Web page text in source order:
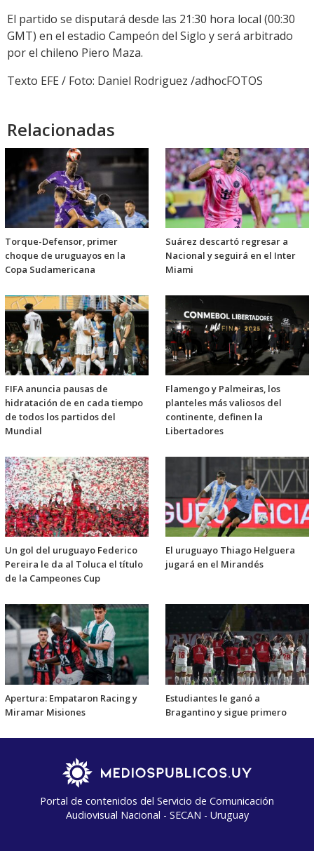
El partido se disputará desde las 21:30 hora local (00:30
GMT) en el estadio Campeón del Siglo y será arbitrado
por el chileno Piero Maza.
Texto EFE / Foto: Daniel Rodriguez /adhocFOTOS
Relacionadas
Torque-Defensor, primer
choque de uruguayos en la
Copa Sudamericana
Suárez descartó regresar a
Nacional y seguirá en el Inter
Miami
FIFA anuncia pausas de
hidratación de en cada tiempo
de todos los partidos del
Mundial
Flamengo y Palmeiras, los
planteles más valiosos del
continente, definen la
Libertadores
Un gol del uruguayo Federico
Pereira le da al Toluca el título
de la Campeones Cup
El uruguayo Thiago Helguera
jugará en el Mirandés
Apertura: Empataron Racing y
Miramar Misiones
Estudiantes le ganó a
Bragantino y sigue primero
Portal de contenidos del Servicio de Comunicación
Audiovisual Nacional - SECAN - Uruguay